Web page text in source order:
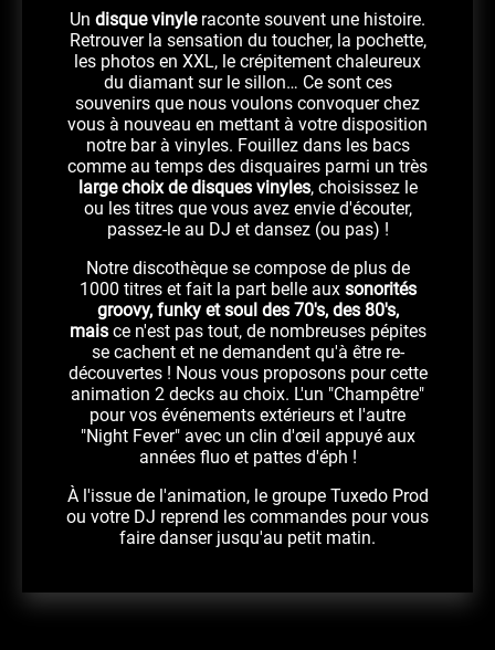
Un disque vinyleraconte souvent une histoire.
Retrouver la sensation du toucher, la pochette,
les photos en XXL, le crépitement chaleureux
du diamant sur le sillon… Ce sont ces
souvenirs que nous voulons convoquer chez
vous à nouveau en mettant à votre disposition
notre bar à vinyles. Fouillez dans les bacs
comme au temps des disquaires parmi un très
large choix de disques vinyles, choisissez le
ou les titres que vous avez envie d'écouter,
passez-le au DJ et dansez (ou pas) !
Notre discothèque se compose de plus de
1000 titres et fait la part belle aux sonorités
groovy, funky et soul des 70's, des 80's,
maisce n'est pas tout, de nombreuses pépites
se cachent et ne demandent qu'à être re-
découvertes ! Nous vous proposons pour cette
animation 2 decks au choix. L'un "Champêtre"
pour vos événements extérieurs et l'autre
"Night Fever" avec un clin d'œil appuyé aux
années fluo et pattes d'éph !
À l'issue de l'animation, le groupe Tuxedo Prod
ou votre DJ reprend les commandes pour vous
faire danser jusqu'au petit matin.